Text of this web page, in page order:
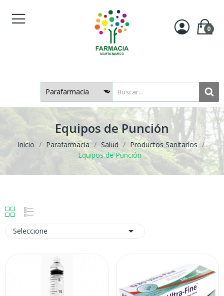
0
Equipos de Punción
Inicio Parafarmacia Salud
Productos Sanitarios
Equipos de Punción
Seleccione 